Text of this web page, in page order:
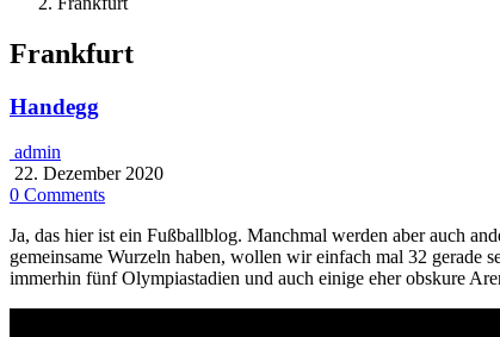
Frankfurt
Handegg
admin
22. Dezember 2020
0 Comments
Ja, das hier ist ein Fußballblog. Manchmal werden aber auch
gemeinsame Wurzeln haben, wollen wir einfach mal 32 gerade
immerhin fünf Olympiastadien und auch einige eher obskure